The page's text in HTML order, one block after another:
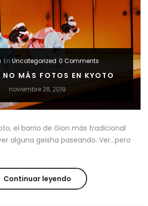
En Uncategorized 0 Comments
NO MÁS FOTOS EN KYOTO
noviembre 28, 2019
el barrio de Gion más tradicional
alguna geisha paseando. Ver…pero
Continuar leyendo“GEISHAS: